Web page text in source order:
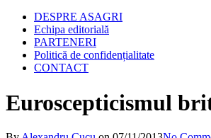
DESPRE ASAGRI
Echipa editorială
PARTENERI
Politică de confidențialitate
CONTACT
Euroscepticismul